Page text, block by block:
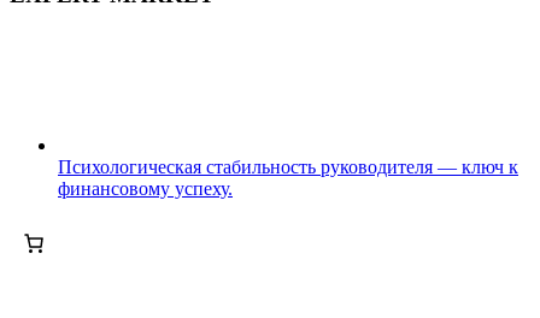
Психологическая стабильность руководителя — ключ к
финансовому успеху.